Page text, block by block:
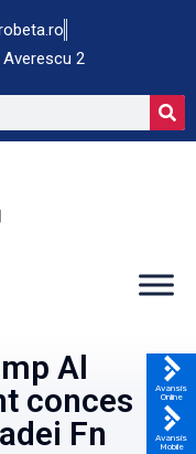
Averescu 2
Al
conces
Fn
Avansis
Online
Avansis
Mobile